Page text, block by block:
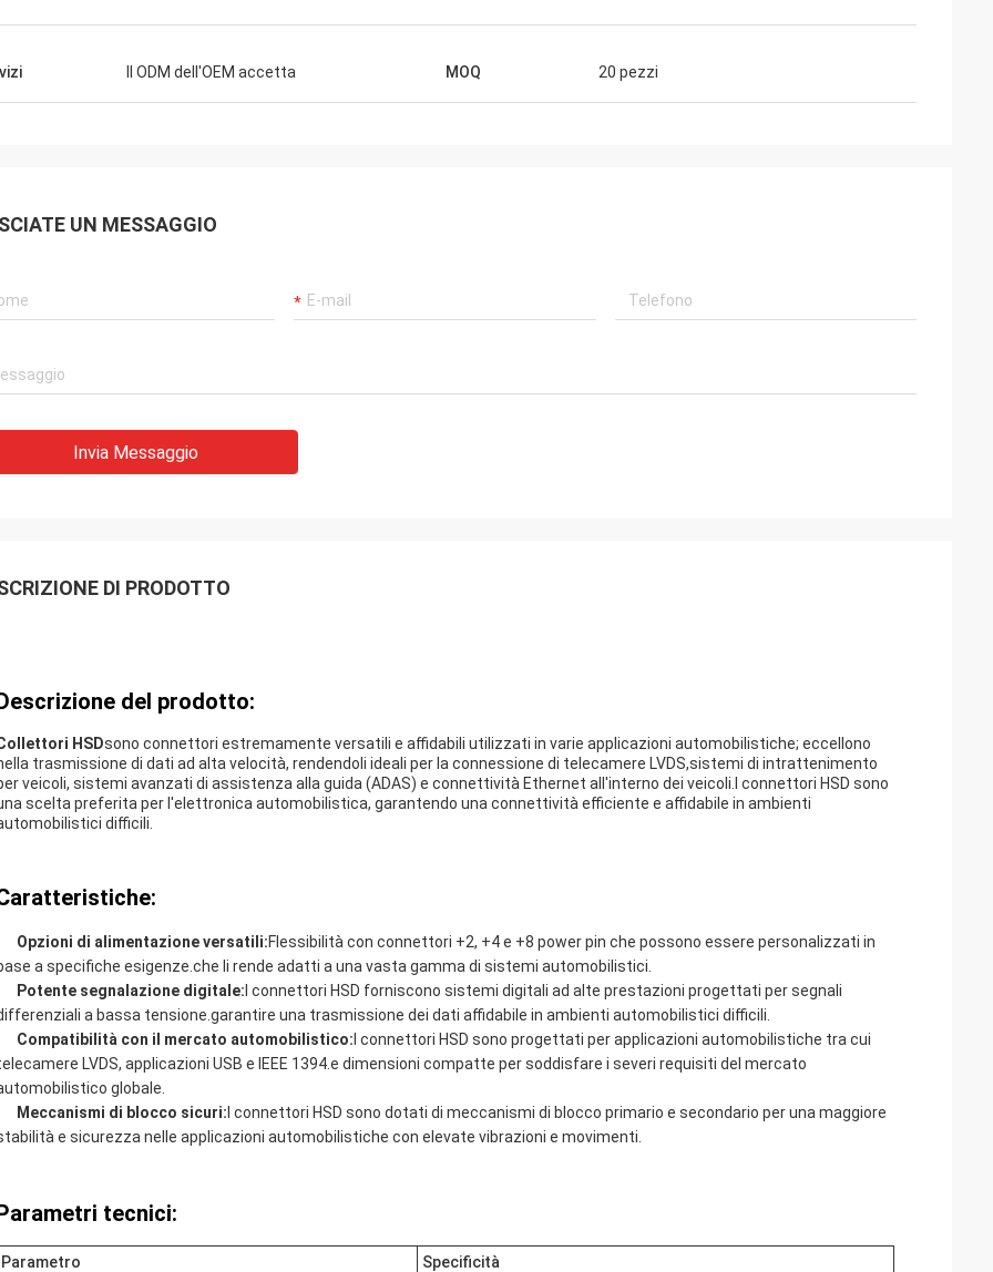
Il ODM dell'OEM accetta MOQ 20 pezzi
UN MESSAGGIO
Invia Messaggio
DI PRODOTTO
del prodotto:
HSDsono connettori estremamente versatili e affidabili utilizzati in varie applicazioni automobilistiche; eccellono
trasmissione di dati ad alta velocità, rendendoli ideali per la connessione di telecamere LVDS,sistemi di intrattenimento
veicoli, sistemi avanzati di assistenza alla guida (ADAS) e connettività Ethernet all'interno dei veicoli.I connettori HSD sono
scelta preferita per l'elettronica automobilistica, garantendo una connettività efficiente e affidabile in ambienti
difficili.
Opzioni di alimentazione versatili:Flessibilità con connettori +2, +4 e +8 power pin che possono essere personalizzati in
a specifiche esigenze.che li rende adatti a una vasta gamma di sistemi automobilistici.
Potente segnalazione digitale: I connettori HSD forniscono sistemi digitali ad alte prestazioni progettati per segnali
a bassa tensione.garantire una trasmissione dei dati affidabile in ambienti automobilistici difficili.
Compatibilità con il mercato automobilistico: I connettori HSD sono progettati per applicazioni automobilistiche tra cui
LVDS, applicazioni USB e IEEE 1394.e dimensioni compatte per soddisfare i severi requisiti del mercato
globale.
Meccanismi di blocco sicuri: I connettori HSD sono dotati di meccanismi di blocco primario e secondario per una maggiore
e sicurezza nelle applicazioni automobilistiche con elevate vibrazioni e movimenti.
tecnici:
Parametro
Specificità